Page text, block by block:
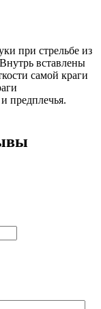
при стрельбе из
вставлены
самой краги
предплечья.